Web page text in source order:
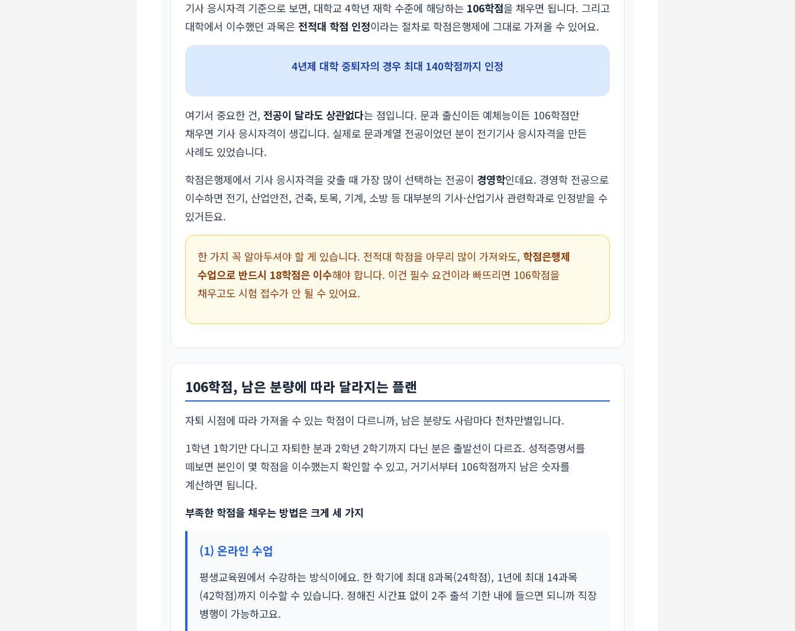
기사 응시자격 기준으로 보면, 대학교 4학년 재학 수준에 해당하는 106학점을 채우면 됩니다. 그리고
대학에서 이수했던 과목은 전적대 학점 인정이라는 절차로 학점은행제에 그대로 가져올 수 있어요.
4년제 대학 중퇴자의 경우 최대 140학점까지 인정
여기서 중요한 건, 전공이 달라도 상관없다는 점입니다. 문과 출신이든 예체능이든 106학점만
채우면 기사 응시자격이 생깁니다. 실제로 문과계열 전공이었던 분이 전기기사 응시자격을 만든
사례도 있었습니다.
학점은행제에서 기사 응시자격을 갖출 때 가장 많이 선택하는 전공이 경영학인데요. 경영학 전공으로
이수하면 전기, 산업안전, 건축, 토목, 기계, 소방 등 대부분의 기사·산업기사 관련학과로 인정받을 수
있거든요.
한 가지 꼭 알아두셔야 할 게 있습니다. 전적대 학점을 아무리 많이 가져와도, 학점은행제
수업으로 반드시 18학점은 이수해야 합니다. 이건 필수 요건이라 빠뜨리면 106학점을
채우고도 시험 접수가 안 될 수 있어요.
106학점, 남은 분량에 따라 달라지는 플랜
자퇴 시점에 따라 가져올 수 있는 학점이 다르니까, 남은 분량도 사람마다 천차만별입니다.
1학년 1학기만 다니고 자퇴한 분과 2학년 2학기까지 다닌 분은 출발선이 다르죠. 성적증명서를
떼보면 본인이 몇 학점을 이수했는지 확인할 수 있고, 거기서부터 106학점까지 남은 숫자를
계산하면 됩니다.
부족한 학점을 채우는 방법은 크게 세 가지
(1) 온라인 수업
평생교육원에서 수강하는 방식이에요. 한 학기에 최대 8과목(24학점), 1년에 최대 14과목
(42학점)까지 이수할 수 있습니다. 정해진 시간표 없이 2주 출석 기한 내에 들으면 되니까 직장
병행이 가능하고요.